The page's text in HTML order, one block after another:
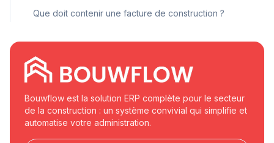
Que doit contenir une facture de construction ?
Bouwflow est la solution ERP complète pour le secteur
de la construction : un système convivial qui simplifie et
automatise votre administration.